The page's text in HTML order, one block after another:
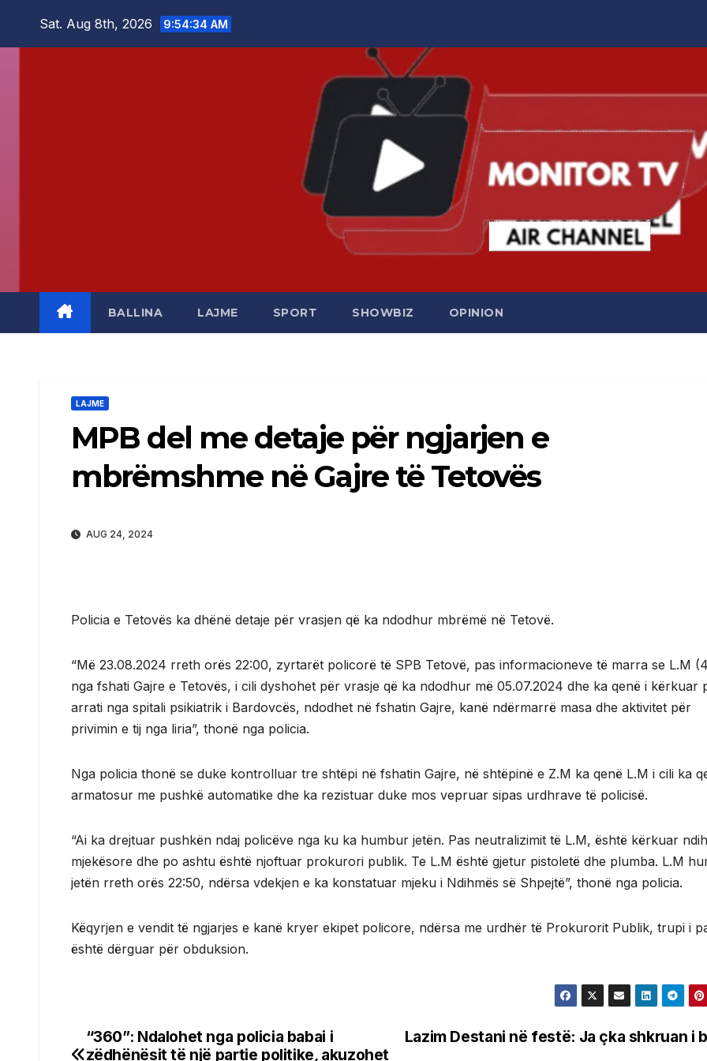
Sat. Aug 8th, 2026 9:54:35 AM
BALLINA LAJME SPORT SHOWBIZ OPINION
LAJME
MPB del me detaje për ngjarjen e
mbrëmshme në Gajre të Tetovës
AUG 24, 2024
Policia e Tetovës ka dhënë detaje për vrasjen që ka ndodhur mbrëmë në Tetovë.
“Më 23.08.2024 rreth orës 22:00, zyrtarët policorë të SPB Tetovë, pas informacioneve të marra se L.M
nga fshati Gajre e Tetovës, i cili dyshohet për vrasje që ka ndodhur më 05.07.2024 dhe ka qenë i kërkuar
arrati nga spitali psikiatrik i Bardovcës, ndodhet në fshatin Gajre, kanë ndërmarrë masa dhe aktivitet për
privimin e tij nga liria”, thonë nga policia.
Nga policia thonë se duke kontrolluar tre shtëpi në fshatin Gajre, në shtëpinë e Z.M ka qenë L.M i cili ka
armatosur me pushkë automatike dhe ka rezistuar duke mos vepruar sipas urdhrave të policisë.
“Ai ka drejtuar pushkën ndaj policëve nga ku ka humbur jetën. Pas neutralizimit të L.M, është kërkuar
mjekësore dhe po ashtu është njoftuar prokurori publik. Te L.M është gjetur pistoletë dhe plumba. L.M
jetën rreth orës 22:50, ndërsa vdekjen e ka konstatuar mjeku i Ndihmës së Shpejtë”, thonë nga policia.
Këqyrjen e vendit të ngjarjes e kanë kryer ekipet policore, ndërsa me urdhër të Prokurorit Publik, trupi i
është dërguar për obduksion.
Post
Lazim Destani në festë: Ja çka shkruan i
“360”: Ndalohet nga policia babai i
zëdhënësit të një partie politike, akuzohet